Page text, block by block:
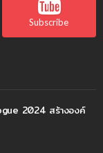
Subscribe
2024 สร้างองค์